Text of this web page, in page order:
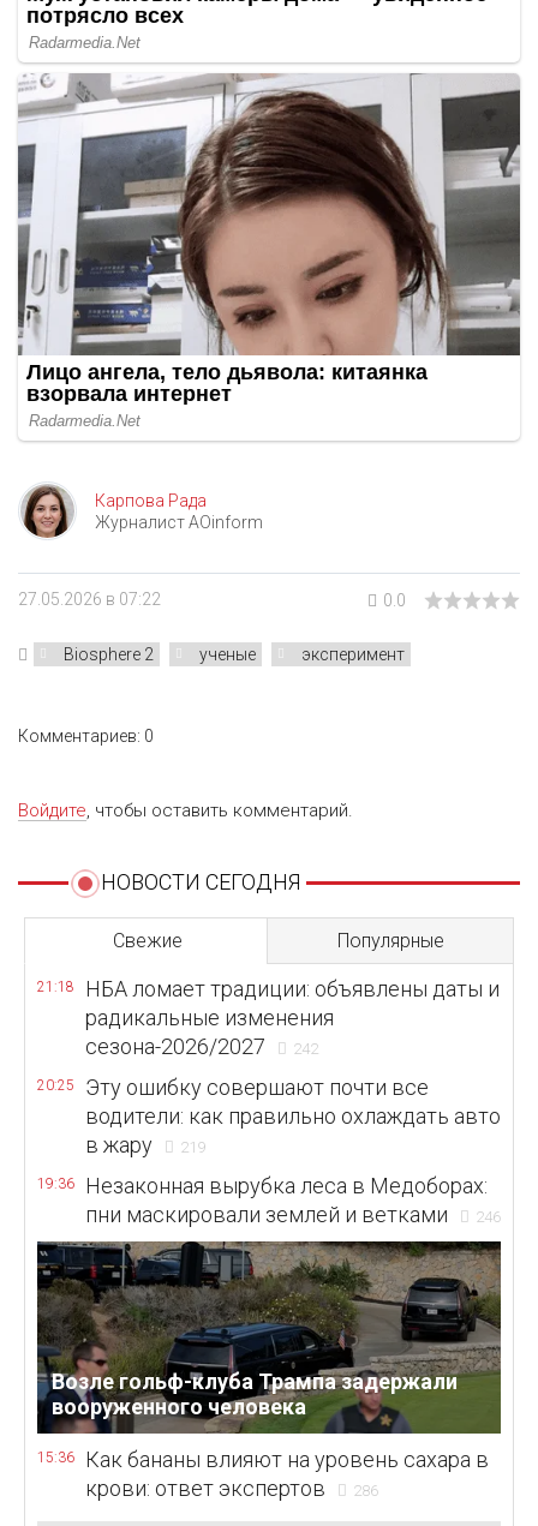
Карпова Рада
Журналист AOinform
27.05.2026 в 07:22 0.0
Biosphere 2 ученые эксперимент
Комментариев: 0
Войдите, чтобы оставить комментарий.
НОВОСТИ СЕГОДНЯ
Свежие Популярные
21:18
НБА ломает традиции: объявлены даты и
радикальные изменения
сезона-2026/2027
242
20:25
Эту ошибку совершают почти все
водители: как правильно охлаждать авто
в жару
219
19:36
Незаконная вырубка леса в Медоборах:
пни маскировали землей и ветками
246
Возле гольф-клуба Трампа задержали
вооруженного человека
15:36
Как бананы влияют на уровень сахара в
крови: ответ экспертов
286